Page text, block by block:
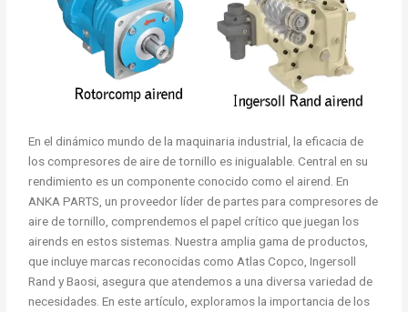
En el dinámico mundo de la maquinaria industrial, la eficacia de
los compresores de aire de tornillo es inigualable. Central en su
rendimiento es un componente conocido como el airend. En
ANKA PARTS, un proveedor líder de partes para compresores de
aire de tornillo, comprendemos el papel crítico que juegan los
airends en estos sistemas. Nuestra amplia gama de productos,
que incluye marcas reconocidas como Atlas Copco, Ingersoll
Rand y Baosi, asegura que atendemos a una diversa variedad de
necesidades. En este artículo, exploramos la importancia de los